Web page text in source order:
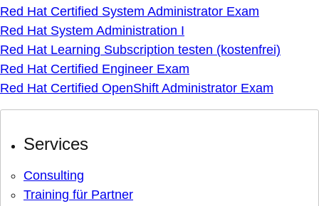
Red Hat Certified System Administrator Exam
Red Hat System Administration I
Red Hat Learning Subscription testen (kostenfrei)
Red Hat Certified Engineer Exam
Red Hat Certified OpenShift Administrator Exam
Services
Consulting
Training für Partner